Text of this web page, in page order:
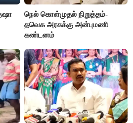
நெல் கொள்முதல் நிறுத்தம்-
தவெக அரசுக்கு அன்புமணி
கண்டனம்